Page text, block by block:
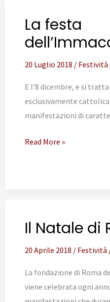
La festa
20 Luglio 2018 / Festività
E l’8 dicembre, e si
esclusivamente
manifestazioni di
La
Read More »
Il Natale di
20 Aprile 2018 / Festività
La fondazione di Roma
viene celebrata ogni